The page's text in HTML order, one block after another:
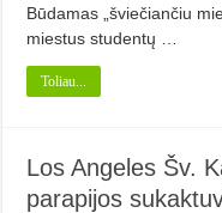
Būdamas „šviečiančiu
miestus studentų …
Toliau...
Los Angeles Šv.
parapijos